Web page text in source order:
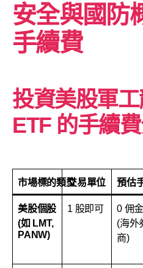
安全與國防
手續費
投資美股軍
ETF 的手續
市場標的類型交易單位 預估
美股個股
(如 LMT,
PANW)
1 股即可
0 佣金
(海外
商)